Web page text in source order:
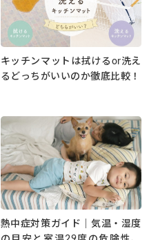
キッチンマットは拭けるor洗え
るどっちがいいのか徹底比較！
熱中症対策ガイド｜気温・湿度